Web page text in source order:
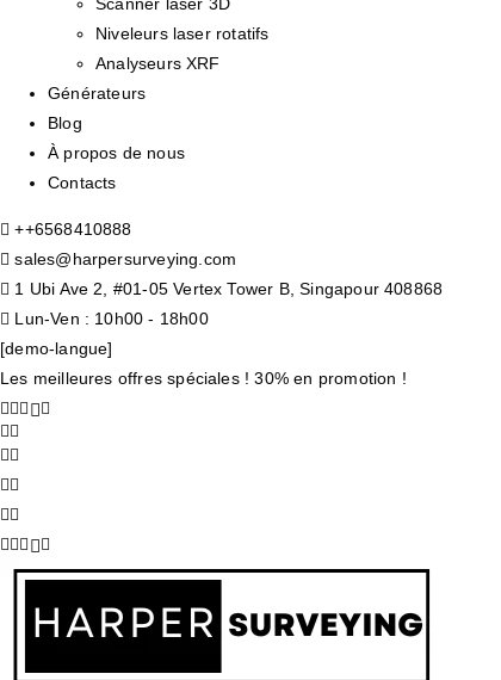
Niveleurs laser rotatifs
Analyseurs XRF
Générateurs
Blog
À propos de nous
Contacts
++6568410888
sales@harpersurveying.com
1 Ubi Ave 2, #01-05 Vertex Tower B, Singapour 408868
Lun-Ven : 10h00 - 18h00
[demo-langue]
Les meilleures offres spéciales ! 30% en promotion !